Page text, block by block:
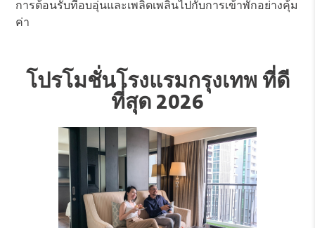
การต้อนรับที่อบอุ่นและเพลิดเพลินไปกับการเข้าพักอย่างคุ้ม
ค่า
โปรโมชั่นโรงแรมกรุงเทพ ที่ดี
ที่สุด 2026